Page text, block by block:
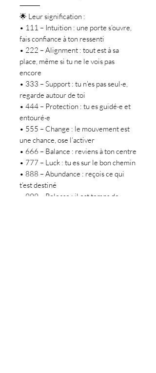
⸻
🌟 Leur signification :
• 111 – Intuition : une porte s’ouvre,
fais confiance à ton ressenti
• 222 – Alignment : tout est à sa
place, même si tu ne le vois pas
encore
• 333 – Support : tu n’es pas seul·e,
regarde autour de toi
• 444 – Protection : tu es guidé·e et
entouré·e
• 555 – Change : le mouvement est
une chance, ose l’activer
• 666 – Balance : reviens à ton centre
• 777 – Luck : tu es sur le bon chemin
• 888 – Abundance : reçois ce qui
t’est destiné
• 999 – Release : il est temps de